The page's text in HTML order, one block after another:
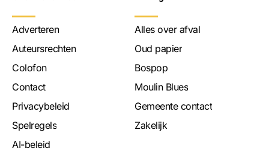
Adverteren
Auteursrechten
Colofon
Contact
Privacybeleid
Spelregels
AI-beleid
Alles over afval
Oud papier
Bospop
Moulin Blues
Gemeente contact
Zakelijk